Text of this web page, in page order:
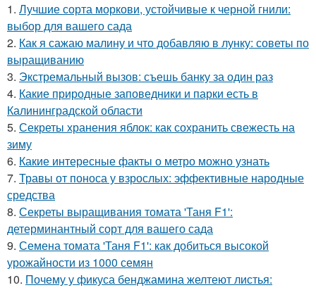
1. Лучшие сорта моркови, устойчивые к черной гнили:
выбор для вашего сада
2. Как я сажаю малину и что добавляю в лунку: советы по
выращиванию
3. Экстремальный вызов: съешь банку за один раз
4. Какие природные заповедники и парки есть в
Калининградской области
5. Секреты хранения яблок: как сохранить свежесть на
зиму
6. Какие интересные факты о метро можно узнать
7. Травы от поноса у взрослых: эффективные народные
средства
8. Секреты выращивания томата 'Таня F1':
детерминантный сорт для вашего сада
9. Семена томата 'Таня F1': как добиться высокой
урожайности из 1000 семян
10. Почему у фикуса бенджамина желтеют листья: